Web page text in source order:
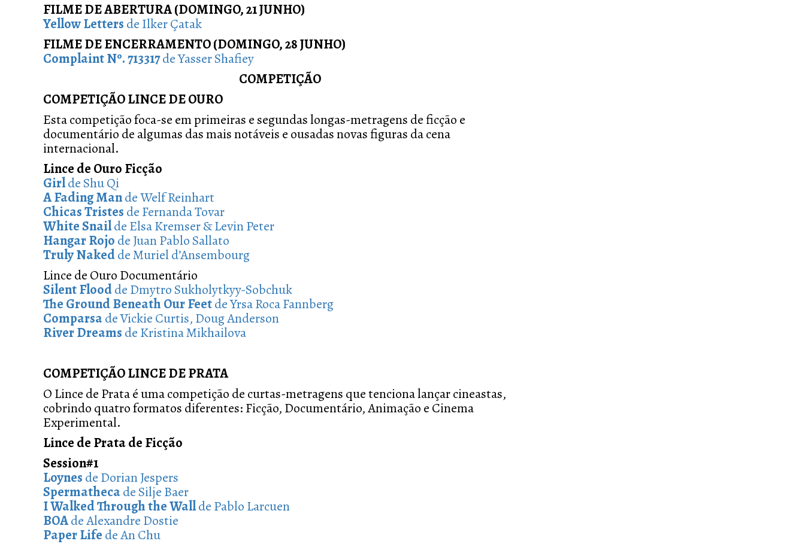
FILME DE ABERTURA (DOMINGO, 21 JUNHO)
Yellow Letters de Ilker Çatak
FILME DE ENCERRAMENTO (DOMINGO, 28 JUNHO)
Complaint Nº. 713317de Yasser Shafiey
COMPETIÇÃO
COMPETIÇÃO LINCE DE OURO
Esta competição foca-se em primeiras e segundas longas-metragens de ficção e
documentário de algumas das mais notáveis e ousadas novas figuras da cena
internacional.
Lince de Ouro Ficção
Girlde Shu Qi
A Fading Mande Welf Reinhart
Chicas Tristes de Fernanda Tovar
White Snailde Elsa Kremser & Levin Peter
Hangar Rojo de Juan Pablo Sallato
Truly Nakedde Muriel d’Ansembourg
Lince de Ouro Documentário
Silent Floodde Dmytro Sukholytkyy-Sobchuk
The Ground Beneath Our Feetde Yrsa Roca Fannberg
Comparsade Vickie Curtis, Doug Anderson
River Dreams de Kristina Mikhailova
COMPETIÇÃO LINCE DE PRATA
O Lince de Prata é uma competição de curtas-metragens que tenciona lançar cineastas,
cobrindo quatro formatos diferentes: Ficção, Documentário, Animação e Cinema
Experimental.
Lince de Prata de Ficção
Session#1
Loynes de Dorian Jespers
Spermathecade Silje Baer
I Walked Through the Wallde Pablo Larcuen
BOAde Alexandre Dostie
Paper Life de An Chu